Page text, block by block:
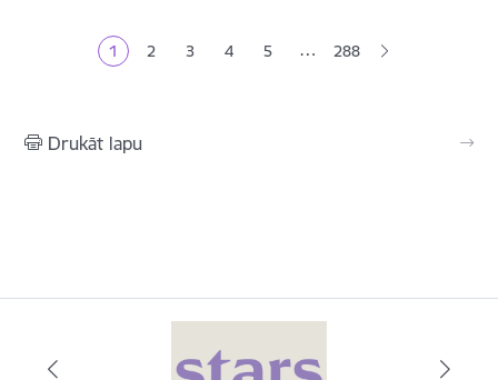
Pašreizējā lapa
1 Lapa
2 Lapa
3 Lapa
4 Lapa
5 … 288
Drukāt lapu